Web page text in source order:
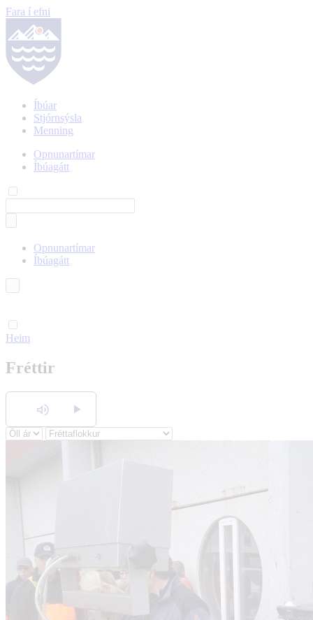
Fara í efni
Íbúar
Stjórnsýsla
Menning
Opnunartímar
Íbúagátt
Opnunartímar
Íbúagátt
Heim
Fréttir
Hlusta